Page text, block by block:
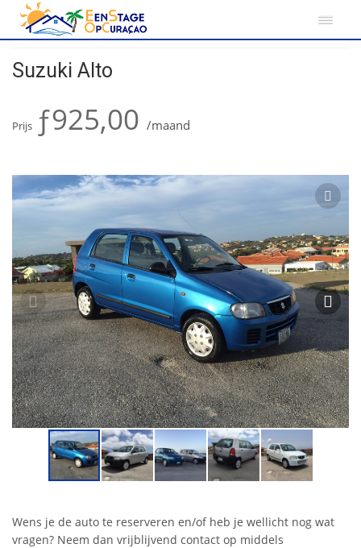
Home Curacao Suzuki Alto
Suzuki Alto
Prijs ƒ925,00 /maand
Wens je de auto te reserveren en/of heb je wellicht nog wat
vragen? Neem dan vrijblijvend contact op middels